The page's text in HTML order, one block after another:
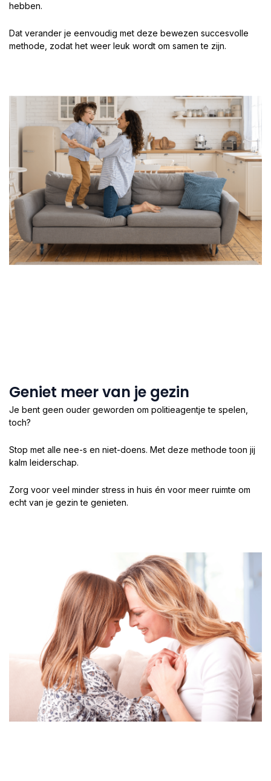
hebben.
Dat verander je eenvoudig met deze bewezen succesvolle
methode, zodat het weer leuk wordt om samen te zijn.​
Geniet meer van je gezin
Je bent geen ouder geworden om politieagentje te spelen,
toch?
Stop met alle nee-s en niet-doens. Met deze methode toon jij
kalm leiderschap.
Zorg voor veel minder stress in huis én voor meer ruimte om
echt van je gezin te genieten.​